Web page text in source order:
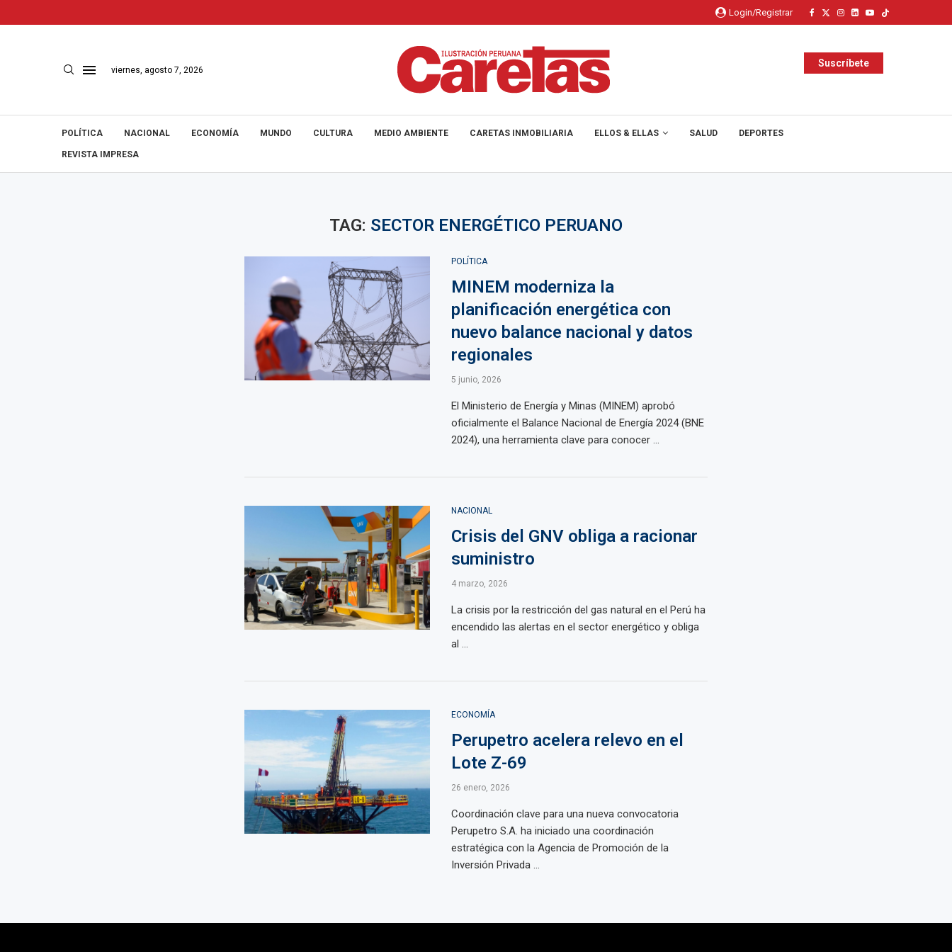
Login/Registrar
viernes, agosto 7, 2026
Suscríbete
POLÍTICA NACIONAL ECONOMÍA MUNDO CULTURA MEDIO AMBIENTE CARETAS INMOBILIARIA ELLOS & ELLAS SALUD DEPORTES
REVISTA IMPRESA
TAG: SECTOR ENERGÉTICO PERUANO
POLÍTICA
MINEM moderniza la
planificación energética con
nuevo balance nacional y datos
regionales
5 junio, 2026
El Ministerio de Energía y Minas (MINEM) aprobó
oficialmente el Balance Nacional de Energía 2024 (BNE
2024), una herramienta clave para conocer ...
NACIONAL
Crisis del GNV obliga a racionar
suministro
4 marzo, 2026
La crisis por la restricción del gas natural en el Perú ha
encendido las alertas en el sector energético y obliga
al ...
ECONOMÍA
Perupetro acelera relevo en el
Lote Z-69
26 enero, 2026
Coordinación clave para una nueva convocatoria
Perupetro S.A. ha iniciado una coordinación
estratégica con la Agencia de Promoción de la
Inversión Privada ...